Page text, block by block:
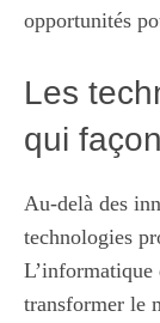
opportunités
Les
qui
Au-delà des
technologies
transformer le